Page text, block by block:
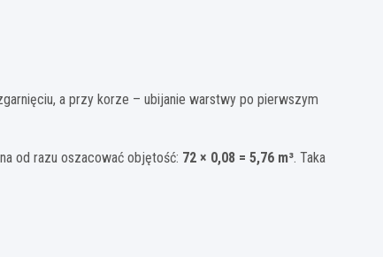
a przy korze – ubijanie warstwy po pierwszym
od razu oszacować objętość: 72 × 0,08 = 5,76 m³. Taka